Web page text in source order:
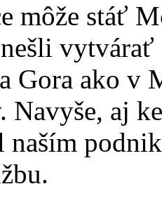
môže stáť
Gora ako v
Navyše, aj
naším